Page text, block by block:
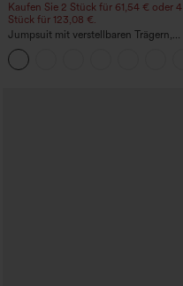
Kaufen Sie 2 Stück für 61,54 € oder 4
Stück für 123,08 €.
Jumpsuit mit verstellbaren Trägern,
gerafftem Detail, weitem Bein und
meliertem Stoff, lässig, mit Taschen -
Easy Peezy